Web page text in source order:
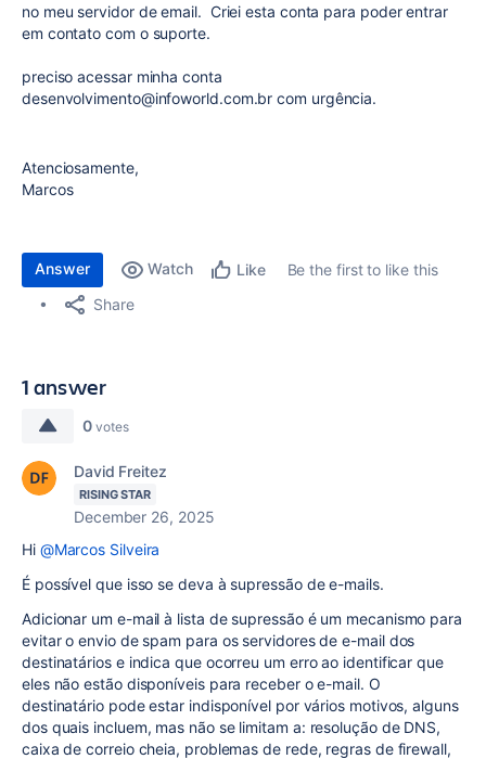
no meu servidor de email. Criei esta conta para poder entrar
em contato com o suporte.
preciso acessar minha conta
desenvolvimento@infoworld.com.br com urgência.
Atenciosamente,
Marcos
Answer Watch Like
Be the first to like this
Share
1 answer
0 votes
David Freitez
RISING STAR
December 26, 2025
Hi @Marcos Silveira
É possível que isso se deva à supressão de e-mails.
Adicionar um e-mail à lista de supressão é um mecanismo para
evitar o envio de spam para os servidores de e-mail dos
destinatários e indica que ocorreu um erro ao identificar que
eles não estão disponíveis para receber o e-mail. O
destinatário pode estar indisponível por vários motivos, alguns
dos quais incluem, mas não se limitam a: resolução de DNS,
caixa de correio cheia, problemas de rede, regras de firewall,